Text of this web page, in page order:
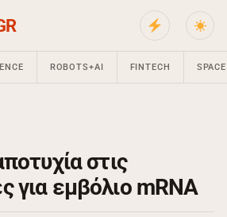
ROBOTS+AI FINTECH SPACE
στις
για εμβόλιο mRNA